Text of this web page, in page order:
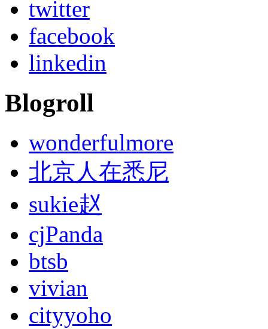
twitter
facebook
linkedin
Blogroll
wonderfulmore
北京人在悉尼
sukie赵
cjPanda
btsb
vivian
cityyoho